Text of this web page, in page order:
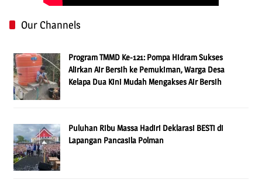
Our Channels
Program TMMD Ke-121: Pompa Hidram Sukses
Alirkan Air Bersih ke Pemukiman, Warga Desa
Kelapa Dua Kini Mudah Mengakses Air Bersih
Puluhan Ribu Massa Hadiri Deklarasi BESTi di
Lapangan Pancasila Polman